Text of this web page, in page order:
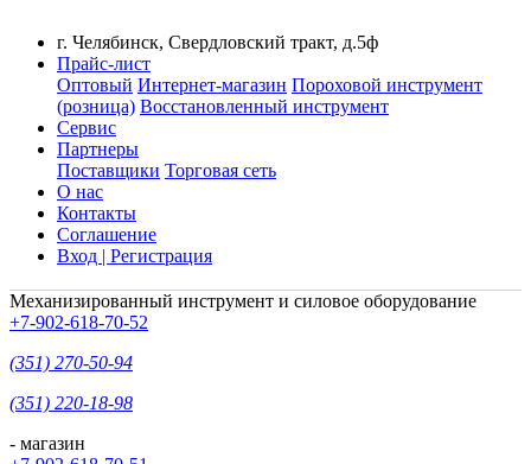
г. Челябинск, Свердловский тракт, д.5ф
Прайс-лист
Оптовый Интернет-магазин Пороховой инструмент
(розница) Восстановленный инструмент
Сервис
Партнеры
Поставщики Торговая сеть
О нас
Контакты
Соглашение
Вход | Регистрация
Механизированный инструмент и силовое оборудование
+7-902-618-70-52
(351) 270-50-94
(351) 220-18-98
- магазин